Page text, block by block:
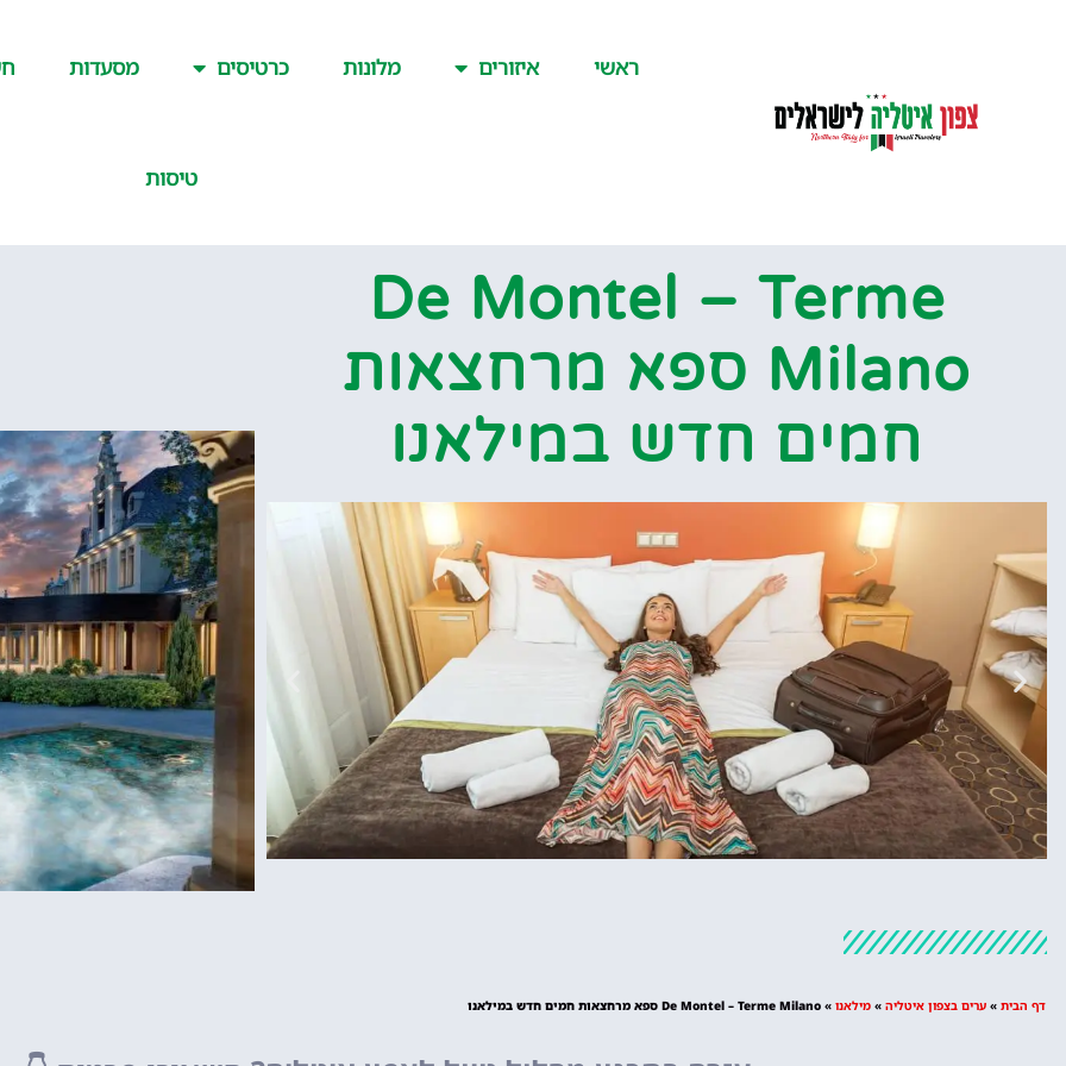
ראשי
איזורים מלונות כרטיסים מסעדות
טיסות
De Montel – Terme
Milano ספא מרחצאות
חמים חדש במילאנו
מלונות
מומלץ?
דף הבית » ערים בצפון איטליה » מילאנו » De Montel – Terme Milano ספא מרחצאות חמים חדש במילאנו